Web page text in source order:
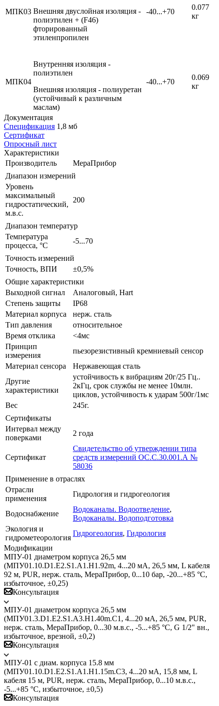
МПК03 Внешняя двуслойная изоляция -
полиэтилен + (F46)
фторированный
этиленпропилен
-40...+70
0.077
кг
МПК04
Внутренняя изоляция -
полиэтилен
Внешняя изоляция - полиуретан
(устойчивый к различным
маслам)
-40...+70
0.069
кг
Документация
Спецификация 1,8 мб
Сертификат
Опросный лист
Характеристики
Производитель
МераПрибор
Диапазон измерений
Уровень
максимальный
гидростатический,
м.в.с.
200
Диапазон температур
Температура
процесса, °С
-5...70
Точность измерений
Точность, ВПИ
±0,5%
Общие характеристики
Выходной сигнал
Аналоговый, Hart
Степень защиты
IP68
Материал корпуса
нерж. cталь
Тип давления
относительное
Время отклика
<4мс
Принцип
измерения
пьезорезистивный кремниевый сенсор
Материал сенсора
Нержавеющая сталь
Другие
характеристики
устойчивость к вибрациям 20г/25 Гц..
2кГц, срок службы не менее 10млн.
циклов, устойчивость к ударам 500г/1мс
Вес
245г.
Сертификаты
Интервал между
поверками
2 года
Сертификат
Свидетельство об утверждении типа
средств измерений ОС.С.30.001.А №
58036
Применение в отраслях
Отрасли
применения
Гидрология и гидрогеология
Водоснабжение
Водоканалы. Водоотведение,
Водоканалы. Водоподготовка
Экология и
гидрометеорология
Гидрогеология, Гидрология
Модификации
МПУ-01 диаметром корпуса 26,5 мм
(МПУ01.10.D1.E2.S1.A1.H1.92m, 4...20 мА, 26,5 мм, L кабеля
92 м, PUR, нерж. сталь, МераПрибор, 0...10 бар, -20...+85 °C,
избыточное, ±0,25)
Консультация
МПУ-01 диаметром корпуса 26,5 мм
(МПУ01.3.D1.E2.S1.A3.H1.40m.C1, 4...20 мА, 26,5 мм, PUR,
нерж. сталь, МераПрибор, 0...30 м.в.с., -5...+85 °C, G 1/2" вн.,
избыточное, врезной, ±0,2)
Консультация
МПУ-01 с диам. корпуса 15.8 мм
(МПУ01.10.D1.E2.S1.A1.H1.15m.C3, 4...20 мА, 15,8 мм, L
кабеля 15 м, PUR, нерж. сталь, МераПрибор, 0...10 м.в.с.,
-5...+85 °C, избыточное, ±0,5)
Консультация